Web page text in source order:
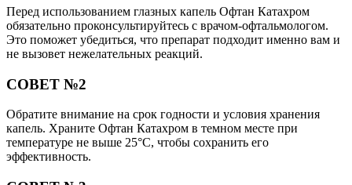
Перед использованием глазных капель Офтан Катахром
обязательно проконсультируйтесь с врачом-офтальмологом.
Это поможет убедиться, что препарат подходит именно вам и
не вызовет нежелательных реакций.
СОВЕТ №2
Обратите внимание на срок годности и условия хранения
капель. Храните Офтан Катахром в темном месте при
температуре не выше 25°C, чтобы сохранить его
эффективность.